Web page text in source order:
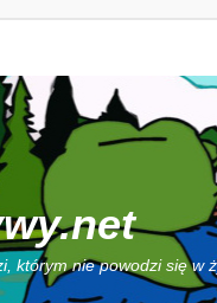
którym nie powodzi się w